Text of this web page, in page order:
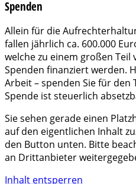
Spenden
Allein für die
fallen jährlich ca. 600.000
welche zu einem großen
Spenden finanziert werden.
Arbeit – spenden Sie für den
Spende ist steuerlich
Sie sehen gerade einen
auf den eigentlichen Inhalt
den Button unten. Bitte
an Drittanbieter
Inhalt entsperren